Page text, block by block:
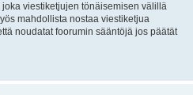
viestiketjujen tönäisemisen välillä
mahdollista nostaa viestiketjua
noudatat foorumin sääntöjä jos päätät